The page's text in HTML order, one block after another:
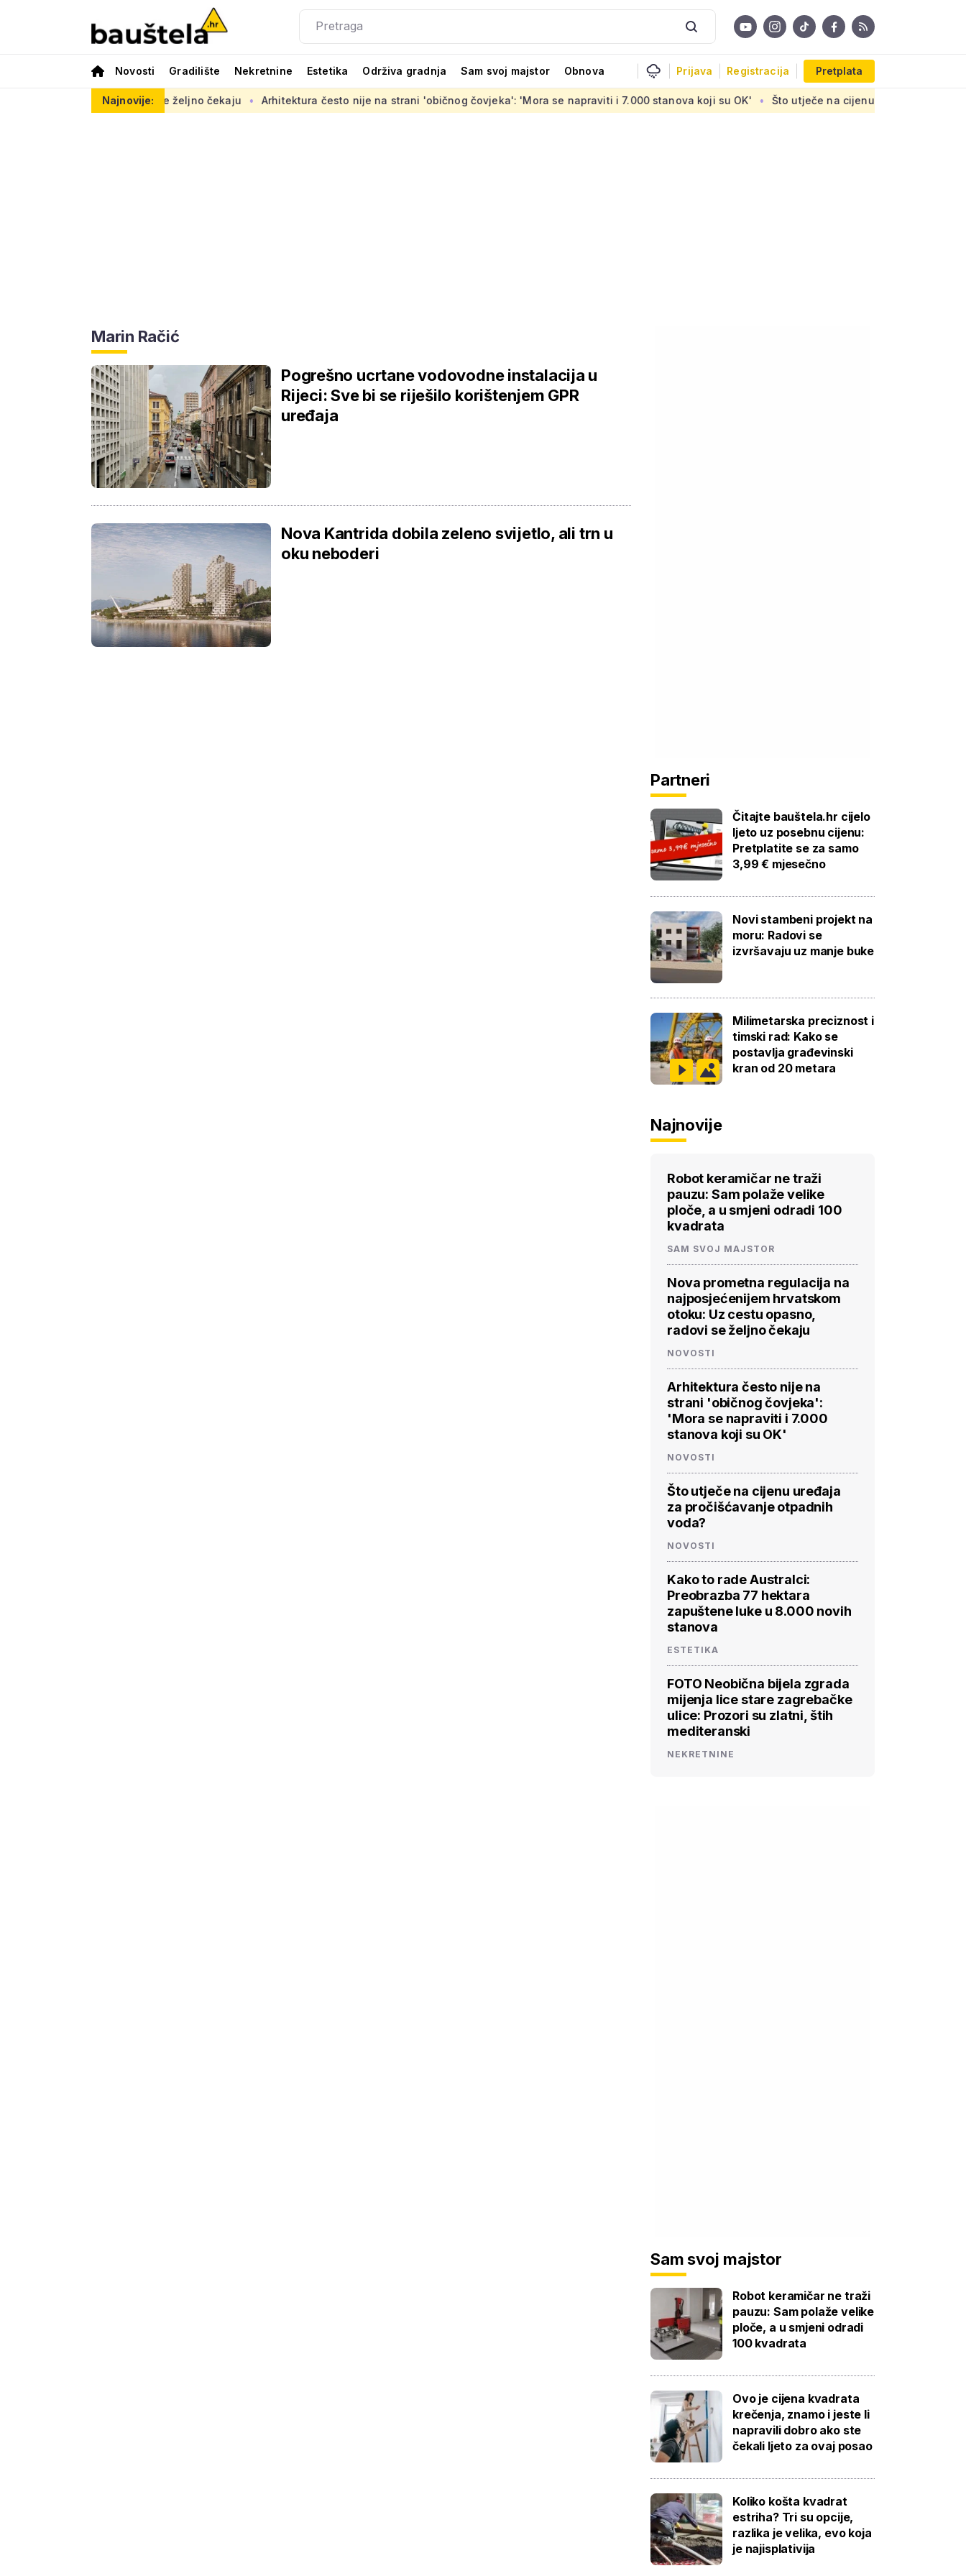
Novosti Gradilište Nekretnine Estetika Održiva gradnja Sam svoj majstor Obnova Prijava Registracija Pretplata
Najnovije:
opasno, radovi se željno čekaju Arhitektura često nije na strani 'običnog čovjeka': 'Mora se napraviti i 7.000 stanova koji su OK' Što utječe na cijenu uređaja za pročišćavanje
Marin Račić
Pogrešno ucrtane vodovodne instalacija u
Rijeci: Sve bi se riješilo korištenjem GPR
uređaja
Nova Kantrida dobila zeleno svijetlo, ali trn u
oku neboderi
Partneri
Čitajte bauštela.hr cijelo
ljeto uz posebnu cijenu:
Pretplatite se za samo
3,99 € mjesečno
Novi stambeni projekt na
moru: Radovi se
izvršavaju uz manje buke
Milimetarska preciznost i
timski rad: Kako se
postavlja građevinski
kran od 20 metara
Najnovije
Robot keramičar ne traži
pauzu: Sam polaže velike
ploče, a u smjeni odradi 100
kvadrata
SAM SVOJ MAJSTOR
Nova prometna regulacija na
najposjećenijem hrvatskom
otoku: Uz cestu opasno,
radovi se željno čekaju
NOVOSTI
Arhitektura često nije na
strani 'običnog čovjeka':
'Mora se napraviti i 7.000
stanova koji su OK'
NOVOSTI
Što utječe na cijenu uređaja
za pročišćavanje otpadnih
voda?
NOVOSTI
Kako to rade Australci:
Preobrazba 77 hektara
zapuštene luke u 8.000 novih
stanova
ESTETIKA
FOTO Neobična bijela zgrada
mijenja lice stare zagrebačke
ulice: Prozori su zlatni, štih
mediteranski
NEKRETNINE
Sam svoj majstor
Robot keramičar ne traži
pauzu: Sam polaže velike
ploče, a u smjeni odradi
100 kvadrata
Ovo je cijena kvadrata
krečenja, znamo i jeste li
napravili dobro ako ste
čekali ljeto za ovaj posao
Koliko košta kvadrat
estriha? Tri su opcije,
razlika je velika, evo koja
je najisplativija